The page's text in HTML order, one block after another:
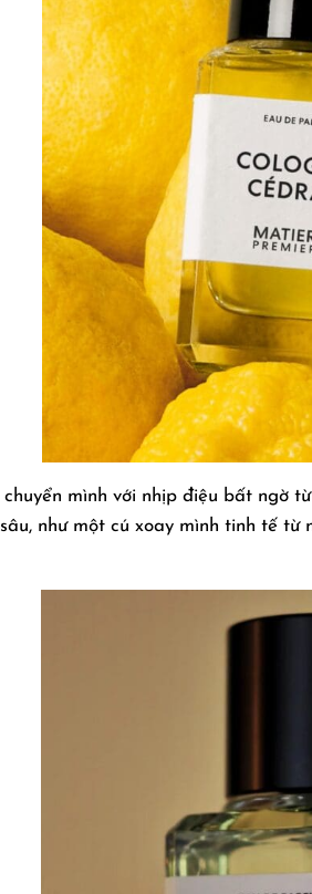
chuyển mình với nhịp điệu bất ngờ
như một cú xoay mình tinh tế